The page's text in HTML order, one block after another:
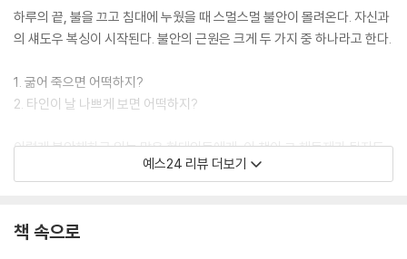
하루의 끝, 불을 끄고 침대에 누웠을 때 스멀스멀 불안이 몰려온다. 자신과
의 섀도우 복싱이 시작된다. 불안의 근원은 크게 두 가지 중 하나라고 한다.
1. 굶어 죽으면 어떡하지?
2. 타인이 날 나쁘게 보면 어떡하지?
이렇게 불안해하고 있는 많은 현대인들에게, 이 책이 그 해독제가 될지도
모르겠다. 『그리고 생활은 계속된다』는 『퇴사하겠습니다』로 퇴사 신드롬
디까지 절약할 수 있는 건가 싶지만, 전기세를 아끼기 위해 전자레인지를
예스24 리뷰 더보기
책 속으로